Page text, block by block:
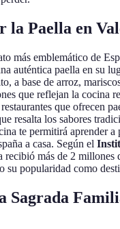
la Paella en
más emblemático de
auténtica paella en su
a base de arroz,
que reflejan la cocina
que ofrecen
resalta los sabores
te permitirá aprender
a casa. Según el
recibió más de 2 millones
su popularidad como
Sagrada